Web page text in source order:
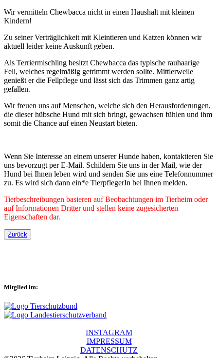
Wir vermitteln Chewbacca nicht in einen Haushalt mit kleinen
Kindern!
Zu seiner Verträglichkeit mit Kleintieren und Katzen können wir
aktuell leider keine Auskunft geben.
Als Terriermischling besitzt Chewbacca das typische rauhaarige
Fell, welches regelmäßig getrimmt werden sollte. Mittlerweile
genießt er die Fellpflege und lässt sich das Trimmen ganz artig
gefallen.
Wir freuen uns auf Menschen, welche sich den Herausforderungen,
die dieser hübsche Hund mit sich bringt, gewachsen fühlen und ihm
somit die Chance auf einen Neustart bieten.
Wenn Sie Interesse an einem unserer Hunde haben, kontaktieren Sie
uns bevorzugt per E-Mail. Schildern Sie uns in der Mail, wie der
Hund bei Ihnen leben wird und senden Sie uns eine Telefonnummer
zu. Es wird sich dann ein*e TierpflegerIn bei Ihnen melden.
Tierbeschreibungen basieren auf Beobachtungen im Tierheim oder
auf Informationen Dritter und stellen keine zugesicherten
Eigenschaften dar.
Zurück
Mitglied im:
INSTAGRAM
IMPRESSUM
DATENSCHUTZ